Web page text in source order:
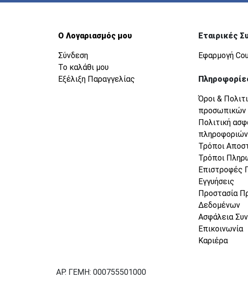
Ο Λογαριασμός μου
Σύνδεση
Το καλάθι μου
Εξέλιξη Παραγγελίας
Εταιρικές
Εφαρμογή
Όροι &
προσωπικών
Πολιτική
πληροφοριών
Τρόποι
Τρόποι
Επιστροφές
Εγγυήσεις
Προστασία
Δεδομένων
Ασφάλεια
Επικοινωνία
Καριέρα
ΑΡ. ΓΕΜΗ: 000755501000